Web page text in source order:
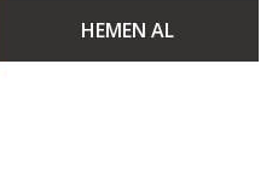
HEMEN AL